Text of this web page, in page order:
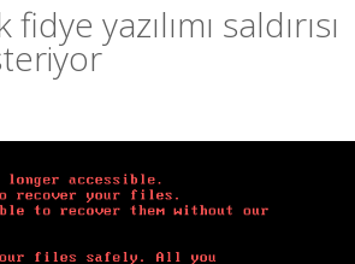
yazılımı saldırısı